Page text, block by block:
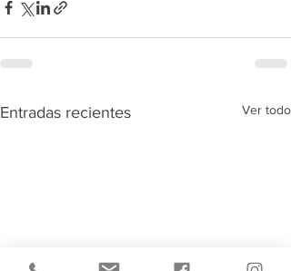
Entradas recientes Ver todo